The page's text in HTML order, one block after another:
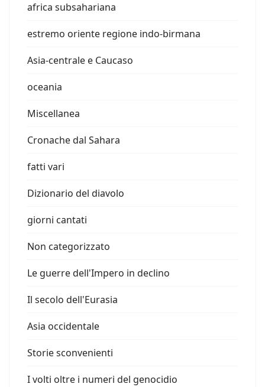
africa subsahariana
estremo oriente regione indo-birmana
Asia-centrale e Caucaso
oceania
Miscellanea
Cronache dal Sahara
fatti vari
Dizionario del diavolo
giorni cantati
Non categorizzato
Le guerre dell'Impero in declino
Il secolo dell'Eurasia
Asia occidentale
Storie sconvenienti
I volti oltre i numeri del genocidio